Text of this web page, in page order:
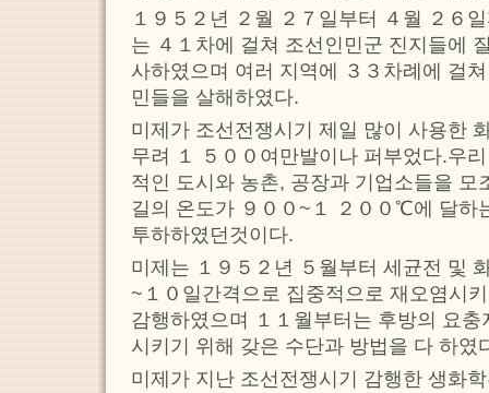
１９５２년 ２월 ２７일부터 ４월 ２６
는 ４１차에 걸쳐 조선인민군 진지들에
사하였으며 여러 지역에 ３３차례에 걸
민들을 살해하였다.
미제가 조선전쟁시기 제일 많이 사용한
무려 １ ５００여만발이나 퍼부었다.우
적인 도시와 농촌, 공장과 기업소들을 모
길의 온도가 ９００~１ ２００℃에 달하
투하하였던것이다.
미제는 １９５２년 ５월부터 세균전 및
~１０일간격으로 집중적으로 재오염시
감행하였으며 １１월부터는 후방의 요
시키기 위해 갖은 수단과 방법을 다 하였
미제가 지난 조선전쟁시기 감행한 생화